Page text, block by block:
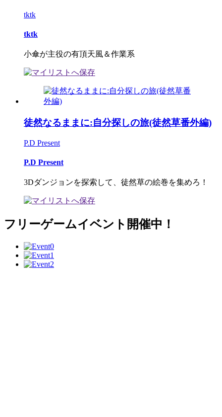
tktk
tktk
小傘が主役の有頂天風＆作業系
徒然なるままに:自分探しの旅(徒然草番外編)
P.D Present
P.D Present
3Dダンジョンを探索して、徒然草の絵巻を集めろ！
フリーゲームイベント開催中！